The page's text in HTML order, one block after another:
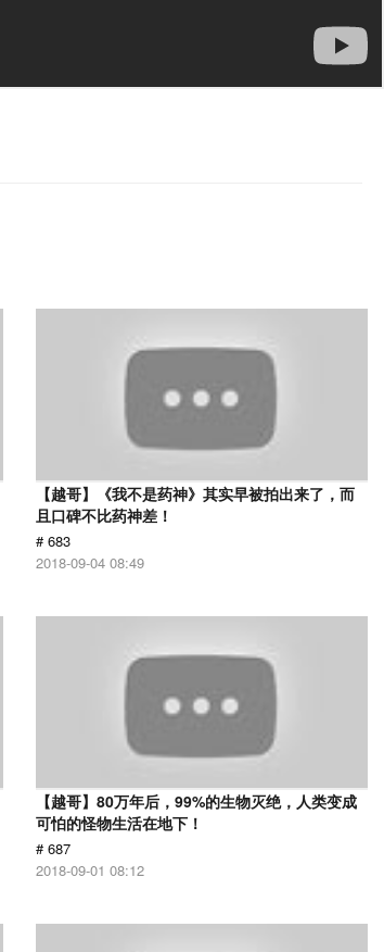
【越哥】《我不是药神》其实早被拍出来了，而
且口碑不比药神差！
# 683
2018-09-04 08:49
【越哥】80万年后，99%的生物灭绝，人类变成
可怕的怪物生活在地下！
# 687
2018-09-01 08:12